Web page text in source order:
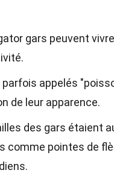
gars peuvent
parfois appelés
de leur apparence.
des gars étaient
comme pointes de